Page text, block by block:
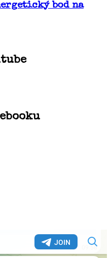
bod na